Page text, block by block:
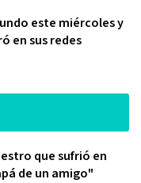
este miércoles y
en sus redes
que sufrió en
de un amigo"